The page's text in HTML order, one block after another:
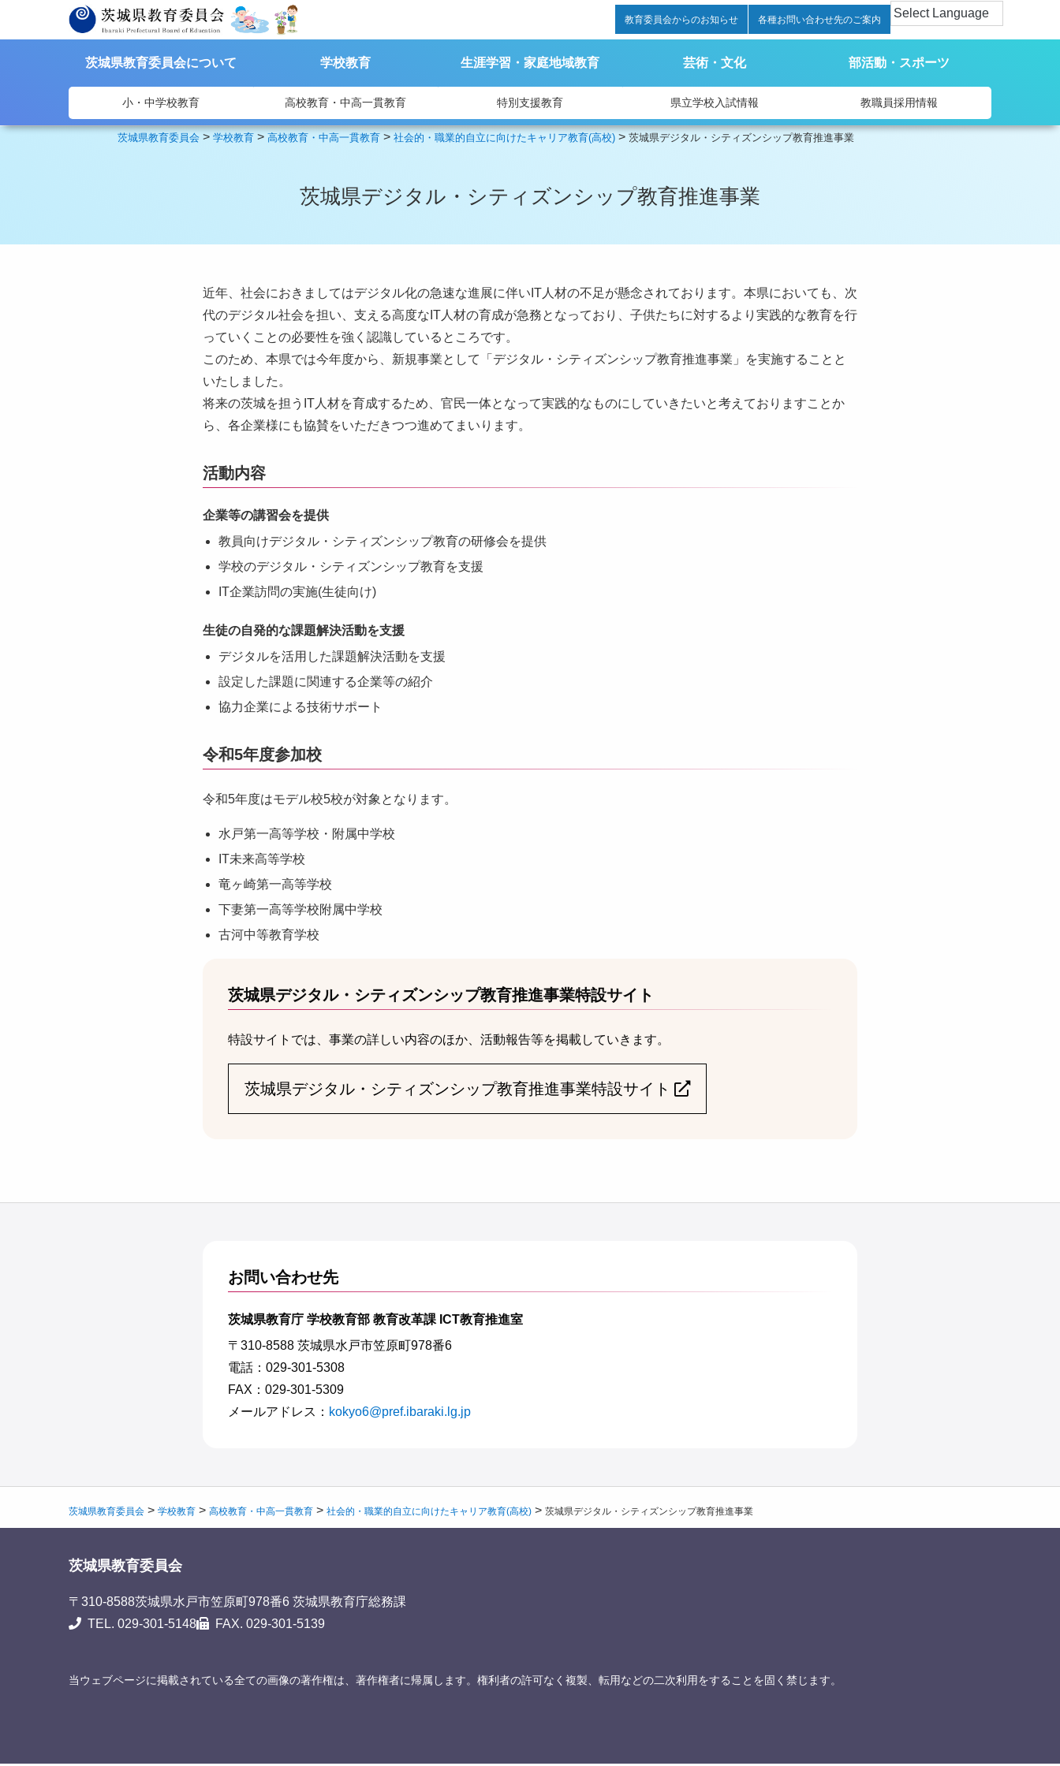
教育委員会からのお知らせ 各種お問い合わせ先のご案内
茨城県教育委員会について 学校教育 生涯学習・家庭地域教育 芸術・文化 部活動・スポーツ
小・中学校教育 高校教育・中高一貫教育 特別支援教育 県立学校入試情報 教職員採用情報
茨城県教育委員会 >学校教育 >高校教育・中高一貫教育 >社会的・職業的自立に向けたキャリア教育(高校) >茨城県デジタル・シティズンシップ教育推進事業
茨城県デジタル・シティズンシップ教育推進事業
近年、社会におきましてはデジタル化の急速な進展に伴いIT人材の不足が懸念されております。本県においても、次
代のデジタル社会を担い、支える高度なIT人材の育成が急務となっており、子供たちに対するより実践的な教育を行
っていくことの必要性を強く認識しているところです。
このため、本県では今年度から、新規事業として「デジタル・シティズンシップ教育推進事業」を実施することと
いたしました。
将来の茨城を担うIT人材を育成するため、官民一体となって実践的なものにしていきたいと考えておりますことか
ら、各企業様にも協賛をいただきつつ進めてまいります。
活動内容
企業等の講習会を提供
教員向けデジタル・シティズンシップ教育の研修会を提供
学校のデジタル・シティズンシップ教育を支援
IT企業訪問の実施(生徒向け)
生徒の自発的な課題解決活動を支援
デジタルを活用した課題解決活動を支援
設定した課題に関連する企業等の紹介
協力企業による技術サポート
令和5年度参加校
令和5年度はモデル校5校が対象となります。
水戸第一高等学校・附属中学校
IT未来高等学校
竜ヶ崎第一高等学校
下妻第一高等学校附属中学校
古河中等教育学校
茨城県デジタル・シティズンシップ教育推進事業特設サイト
特設サイトでは、事業の詳しい内容のほか、活動報告等を掲載していきます。
茨城県デジタル・シティズンシップ教育推進事業特設サイト
お問い合わせ先
茨城県教育庁 学校教育部 教育改革課 ICT教育推進室
〒310-8588 茨城県水戸市笠原町978番6
電話：029-301-5308
FAX：029-301-5309
メールアドレス： kokyo6@pref.ibaraki.lg.jp
茨城県教育委員会 > 学校教育 > 高校教育・中高一貫教育 > 社会的・職業的自立に向けたキャリア教育(高校) > 茨城県デジタル・シティズンシップ教育推進事業
茨城県教育委員会
〒310-8588茨城県水戸市笠原町978番6 茨城県教育庁総務課
TEL. 029-301-5148
FAX. 029-301-5139
当ウェブページに掲載されている全ての画像の著作権は、著作権者に帰属します。権利者の許可なく複製、転用などの二次利用をすることを固く禁じます。